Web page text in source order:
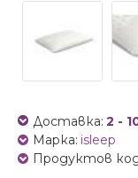
Доставка: 2 -
Марка: isleep
Продуктов